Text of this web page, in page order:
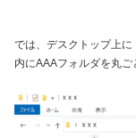
では、デスクトップ上
内にAAAフォルダを丸ご